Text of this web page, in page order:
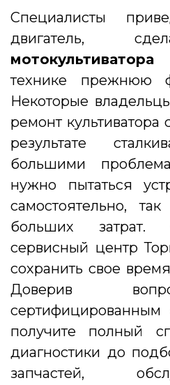
Cпециалисты
двигатель,
технике прежнюю
Некоторые
ремонт
результате
большими
нужно пытаться
самостоятельно,
больших затрат.
сервисный центр
сохранить свое
Доверив
получите полный
диагностики до
запчастей,